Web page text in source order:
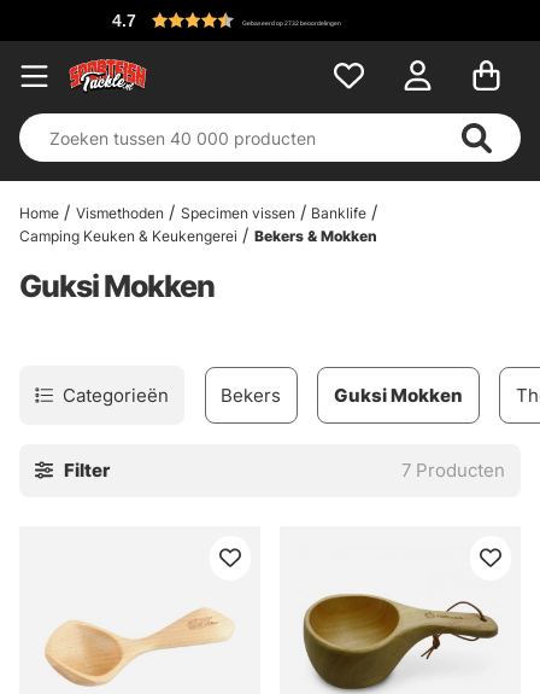
4.7 Gebaseerd op 2732 beoordelingen
Home Vismethoden Specimen vissen
Banklife
Camping Keuken & Keukengerei
Bekers & Mokken
Guksi Mokken
Categorieën Bekers Guksi Mokken
Filter 7 Producten